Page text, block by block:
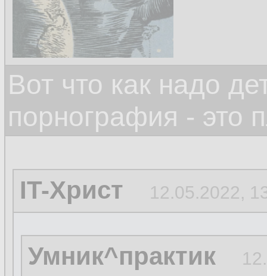
Вот что как надо
порнография - это
IT-Христ 12.05.2022,
Умник^практик